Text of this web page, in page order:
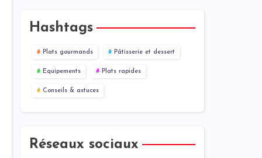
Hashtags
Plats gourmands Pâtisserie et dessert
Equipements Plats rapides
Conseils & astuces
Réseaux sociaux